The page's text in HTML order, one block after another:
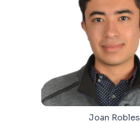
Joan Robles